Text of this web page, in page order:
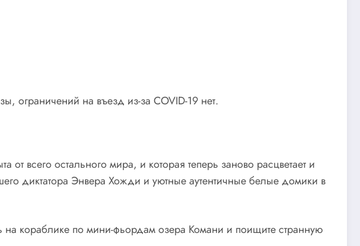
ограничений на въезд из-за COVID-19 нет.
всего остального мира, и которая теперь заново расцветает и
диктатора Энвера Хожди и уютные аутентичные белые домики в
на кораблике по мини-фьордам озера Комани и поищите странную